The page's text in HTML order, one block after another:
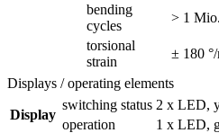
bending
cycles
> 1 Mio.
torsional
strain
± 180
Displays / operating elements
Display
switching status 2 x LED,
operation
1 x LED,